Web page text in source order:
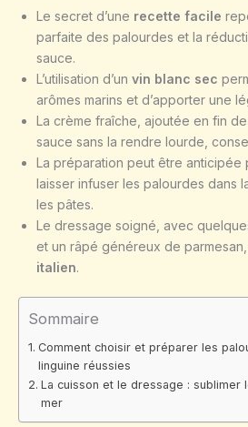
Le secret d’une recette facile
parfaite des palourdes et la
sauce.
L’utilisation d’un vin blanc sec
arômes marins et d’apporter une
La crème fraîche, ajoutée en fin
sauce sans la rendre lourde,
La préparation peut être anticipée
laisser infuser les palourdes dans
les pâtes.
Le dressage soigné, avec
et un râpé généreux de
italien.
Sommaire
Comment choisir et préparer les
linguine réussies
La cuisson et le dressage : sublimer
mer